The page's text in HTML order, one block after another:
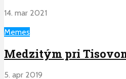
14. mar 2021
Memes
Medzitým pri
5. apr 2019